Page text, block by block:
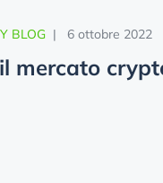
BLOG | 6 ottobre 2022
mercato